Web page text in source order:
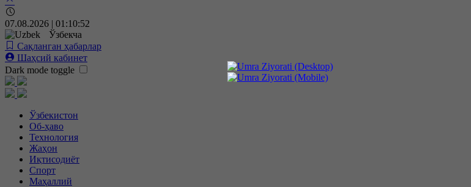
07.08.2026 | 01:10:53
Ўзбекча
Сақланган ҳабарлар
Шаҳсий кабинет
Dark mode toggle
Ўзбекистон
Об-ҳаво
Технология
Жаҳон
Иқтисодиёт
Спорт
Маҳаллий